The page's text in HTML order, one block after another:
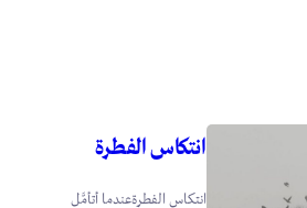
انتكاس الفطرة
انتكاس الفطرةعندما أتأمَّل